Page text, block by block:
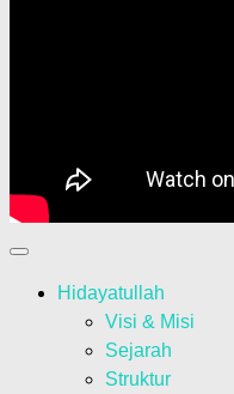
Hidayatullah
Visi & Misi
Sejarah
Struktur